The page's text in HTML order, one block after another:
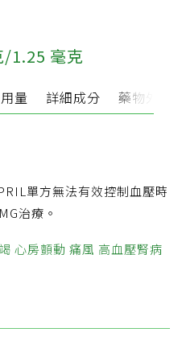
/1.25 毫克
量 詳細成分 藥物外觀
單方無法有效控制血壓時
治療。
心房顫動 痛風 高血壓腎病